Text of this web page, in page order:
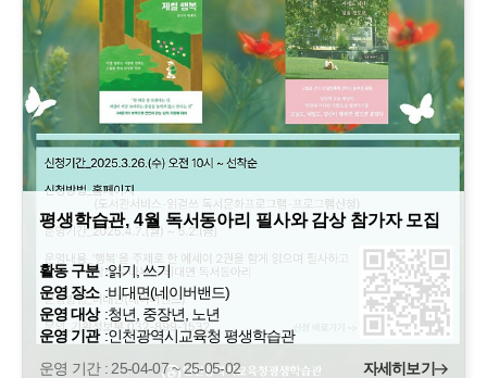
평생학습관, 4월 독서동아리 필사와 감상 참가자 모집
활동 구분 :읽기, 쓰기
운영 장소 :비대면(네이버밴드)
운영 대상 :청년, 중장년, 노년
운영 기관 :인천광역시교육청 평생학습관
운영 기간 : 25-04-07 ~ 25-05-02
자세히보기